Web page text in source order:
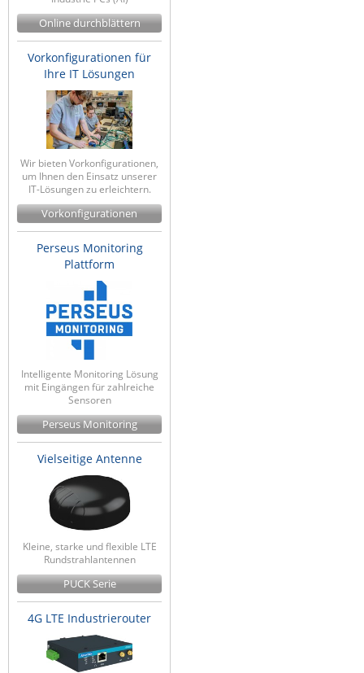
Online durchblättern
Vorkonfigurationen für
Ihre IT Lösungen
Wir bieten Vorkonfigurationen,
um Ihnen den Einsatz unserer
IT-Lösungen zu erleichtern.
Vorkonfigurationen
Perseus Monitoring
Plattform
Intelligente Monitoring Lösung
mit Eingängen für zahlreiche
Sensoren
Perseus Monitoring
Vielseitige Antenne
Kleine, starke und flexible LTE
Rundstrahlantennen
PUCK Serie
4G LTE Industrierouter